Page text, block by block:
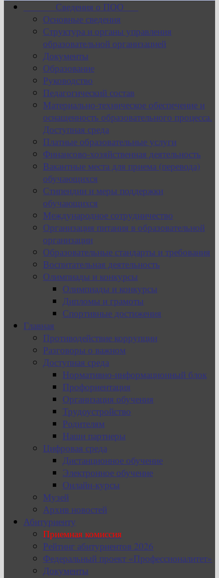
Сведения о ПОО
Основные сведения
Структура и органы управления
образовательной организацией
Документы
Образование
Руководство
Педагогический состав
Материально-техническое обеспечение и
оснащенность образовательного процесса.
Доступная среда
Платные образовательные услуги
Финансово-хозяйственная деятельность
Вакантные места для приема (перевода)
обучающихся
Стипендии и меры поддержки
обучающихся
Международное сотрудничество
Организация питания в образовательной
организации
Образовательные стандарты и требования
Воспитательная деятельность
Олимпиады и конкурсы
Олимпиады и конкурсы
Дипломы и грамоты
Спортивные достижения
Главная
Противодействие коррупции
Разговоры о важном
Доступная среда
Нормативно-информационный блок
Профориентация
Организация обучения
Трудоустройство
Родителям
Наши партнеры
Цифровая среда
Дистанционное обучение
Электронное обучение
Онлайн-курсы
Музей
Архив новостей
Абитуриенту
Приемная комиссия
Рейтинг абитуриентов 2026
Федеральный проект «Профессионалитет»
Документы